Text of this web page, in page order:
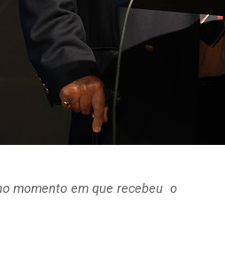
momento em que recebeu o